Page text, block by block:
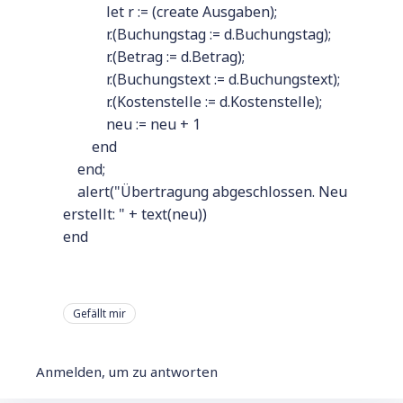
let r := (create Ausgaben);
r.(Buchungstag := d.Buchungstag);
r.(Betrag := d.Betrag);
r.(Buchungstext := d.Buchungstext);
r.(Kostenstelle := d.Kostenstelle);
neu := neu + 1
end
end;
alert("Übertragung abgeschlossen. Neu
erstellt: " + text(neu))
end
Gefällt mir
Anmelden, um zu antworten